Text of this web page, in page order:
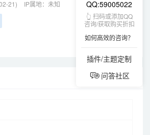
21) IP属地：未知 QQ:59005022
👆 扫码或添加QQ
咨询/获取购买折扣
如何高效的咨询？
插件/主题定制
问答社区